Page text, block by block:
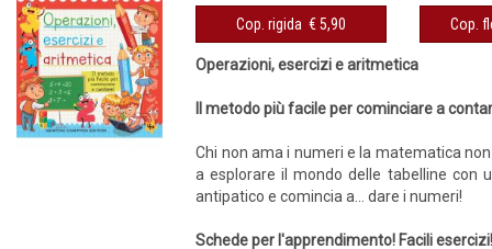
Cop. rigida € 5,90
Operazioni, esercizi e aritmetica
Il metodo più facile per cominciare a
Chi non ama i numeri e la matematica
a esplorare il mondo delle tabelline con
antipatico e comincia a... dare i numeri!
Schede per l'apprendimento! Facili